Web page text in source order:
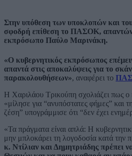
Στην υπόθεση των υποκλοπών και
σφοδρή επίθεση το ΠΑΣΟΚ,
εκπρόσωπο Παύλο Μαρινάκη.
«Ο κυβερνητικός εκπρόσωπος
απαντά στις αποκαλύψεις για το
παρακολουθήσεων», αναφέρει το
Η Χαριλάου Τρικούπη σχολιάζει πως ο
«μίλησε για “ανυπόστατες φήμες” και
ζέση” υπογράμμισε ότι “δεν έχει
«Τα πράγματα είναι απλά: Η
μην μπλοκάρει τη λογοδοσία κατά την
κ. Ντίλιαν και Δημητριάδης πρέπει